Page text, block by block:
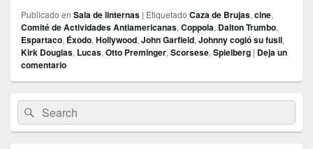
Publicado en Sala de linternas | Etiquetado Caza de Brujas, cine,
Comité de Actividades Antiamericanas, Coppola, Dalton Trumbo,
Espartaco, Éxodo, Hollywood, John Garfield, Johnny cogió su fusil,
Kirk Douglas, Lucas, Otto Preminger, Scorsese, Spielberg | Deja un
comentario
área
de
widget
Buscar
por:
Buscar